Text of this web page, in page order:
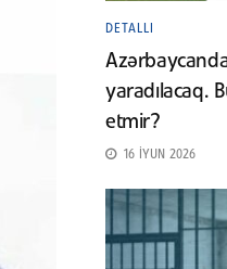
DETALLI
yaradılacaq.
etmir?
16 İYUN 2026